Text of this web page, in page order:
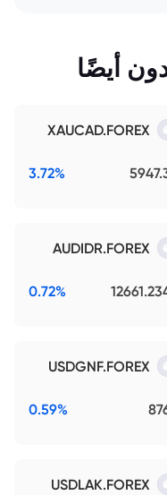
أيضًا
XAUCAD.FOREX
3.72%
AUDIDR.FOREX
0.72%
USDGNF.FOREX
0.59%
USDLAK.FOREX